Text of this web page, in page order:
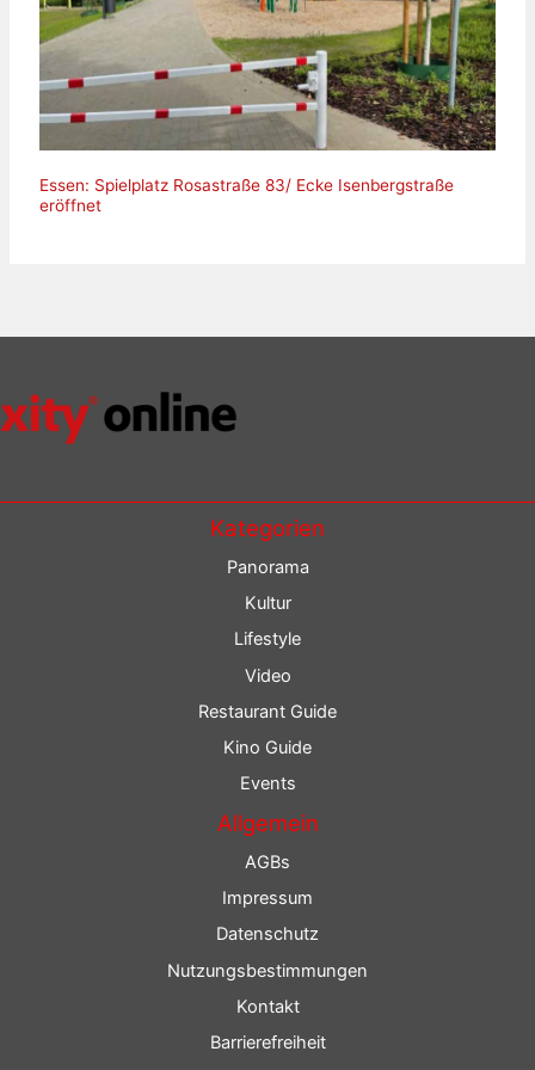
Essen: Spielplatz Rosastraße 83/ Ecke Isenbergstraße
eröffnet
Kategorien
Panorama
Kultur
Lifestyle
Video
Restaurant Guide
Kino Guide
Events
Allgemein
AGBs
Impressum
Datenschutz
Nutzungsbestimmungen
Kontakt
Barrierefreiheit